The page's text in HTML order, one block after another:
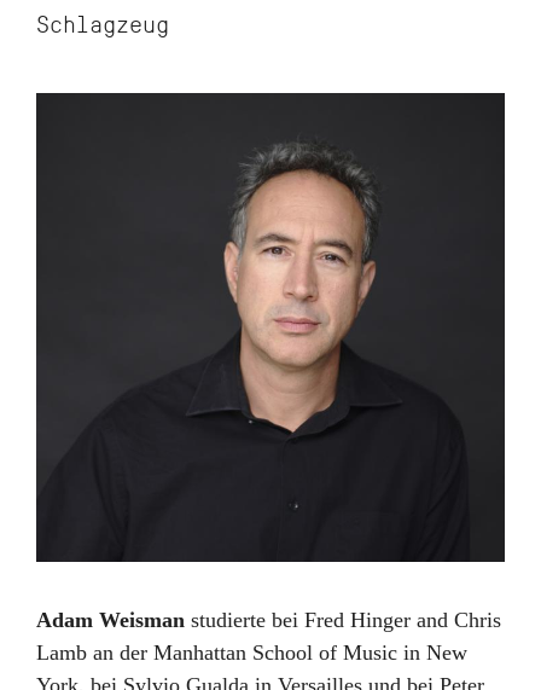
Schlagzeug
Adam Weisman studierte bei Fred Hinger and Chris
Lamb an der Manhattan School of Music in New
York, bei Sylvio Gualda in Versailles und bei Peter